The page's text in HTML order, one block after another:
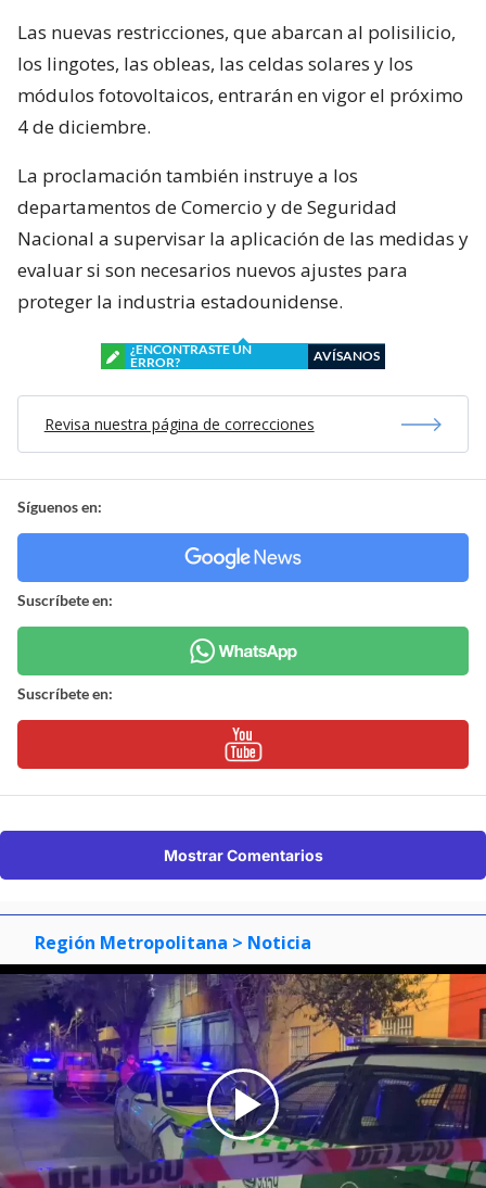
Las nuevas restricciones, que abarcan al polisilicio,
los lingotes, las obleas, las celdas solares y los
módulos fotovoltaicos, entrarán en vigor el próximo
4 de diciembre.
La proclamación también instruye a los
departamentos de Comercio y de Seguridad
Nacional a supervisar la aplicación de las medidas y
evaluar si son necesarios nuevos ajustes para
proteger la industria estadounidense.
¿ENCONTRASTE UN
ERROR?
AVÍSANOS
Revisa nuestra página de correcciones
Síguenos en:
Suscríbete en:
Suscríbete en:
Mostrar Comentarios
Región Metropolitana > Noticia